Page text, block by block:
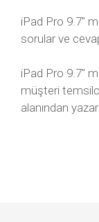
iPad Pro 9.7″
sorular ve
iPad Pro 9.7″
müşteri
alanından